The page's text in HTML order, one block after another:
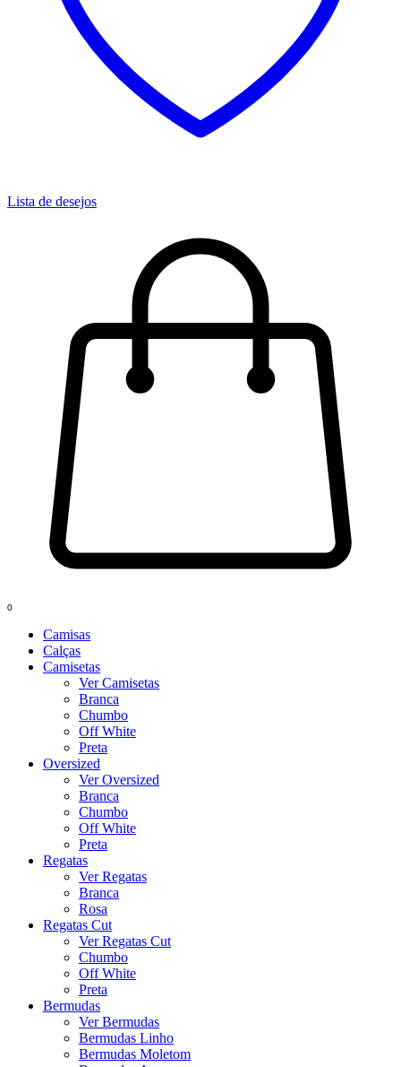
Lista de desejos
0
Camisas
Calças
Camisetas
Ver Camisetas
Branca
Chumbo
Off White
Preta
Oversized
Ver Oversized
Branca
Chumbo
Off White
Preta
Regatas
Ver Regatas
Branca
Rosa
Regatas Cut
Ver Regatas Cut
Chumbo
Off White
Preta
Bermudas
Ver Bermudas
Bermudas Linho
Bermudas Moletom